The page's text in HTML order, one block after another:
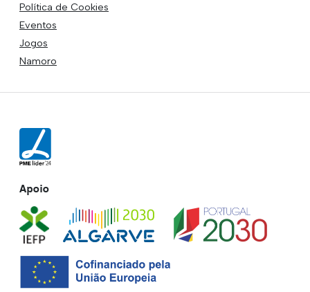
Política de Cookies
Eventos
Jogos
Namoro
Apoio